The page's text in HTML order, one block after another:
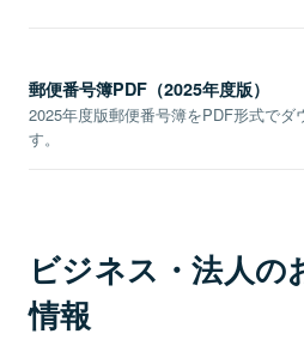
郵便番号簿PDF（2025年度版）
2025年度版郵便番号簿をPDF形式でダ
す。
ビジネス・法人の
情報